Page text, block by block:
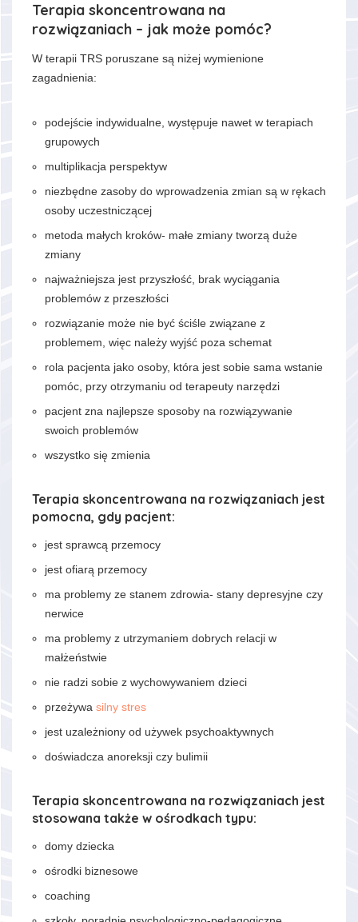
Terapia skoncentrowana na
rozwiązaniach – jak może pomóc?
W terapii TRS poruszane są niżej wymienione
zagadnienia:
podejście indywidualne, występuje nawet w terapiach
grupowych
multiplikacja perspektyw
niezbędne zasoby do wprowadzenia zmian są w rękach
osoby uczestniczącej
metoda małych kroków- małe zmiany tworzą duże
zmiany
najważniejsza jest przyszłość, brak wyciągania
problemów z przeszłości
rozwiązanie może nie być ściśle związane z
problemem, więc należy wyjść poza schemat
rola pacjenta jako osoby, która jest sobie sama wstanie
pomóc, przy otrzymaniu od terapeuty narzędzi
pacjent zna najlepsze sposoby na rozwiązywanie
swoich problemów
wszystko się zmienia
Terapia skoncentrowana na rozwiązaniach jest
pomocna, gdy pacjent:
jest sprawcą przemocy
jest ofiarą przemocy
ma problemy ze stanem zdrowia- stany depresyjne czy
nerwice
ma problemy z utrzymaniem dobrych relacji w
małżeństwie
nie radzi sobie z wychowywaniem dzieci
przeżywa silny stres
jest uzależniony od używek psychoaktywnych
doświadcza anoreksji czy bulimii
Terapia skoncentrowana na rozwiązaniach jest
stosowana także w ośrodkach typu:
domy dziecka
ośrodki biznesowe
coaching